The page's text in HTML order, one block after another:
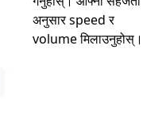
अनुसार speed र
volume मिलाउनुहोस्।